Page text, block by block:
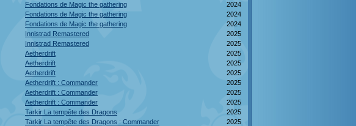
Fondations de Magic the gathering
2024
Fondations de Magic the gathering
2024
Fondations de Magic the gathering
2024
Innistrad Remastered
2025
Innistrad Remastered
2025
Aetherdrift
2025
Aetherdrift
2025
Aetherdrift
2025
Aetherdrift : Commander
2025
Aetherdrift : Commander
2025
Aetherdrift : Commander
2025
Tarkir La tempête des Dragons
2025
Tarkir La tempête des Dragons : Commander
2025